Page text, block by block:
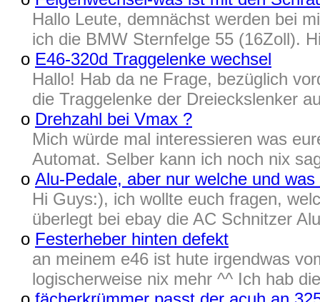
Hallo Leute, demnächst werden bei
ich die BMW Sternfelge 55 (16Zoll).
o E46-320d Traggelenke wechsel
Hallo! Hab da ne Frage, bezüglich
die Traggelenke der Dreieckslenker
o Drehzahl bei Vmax ?
Mich würde mal interessieren was
Automat. Selber kann ich noch nix
o Alu-Pedale, aber nur welche und
Hi Guys:), ich wollte euch fragen,
überlegt bei ebay die AC Schnitzer
o Festerheber hinten defekt
an meinem e46 ist hute irgendwas
logischerweise nix mehr ^^ Ich hab